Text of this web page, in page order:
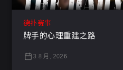
德扑赛事
牌手的心理重建之路
3 8 月, 2026